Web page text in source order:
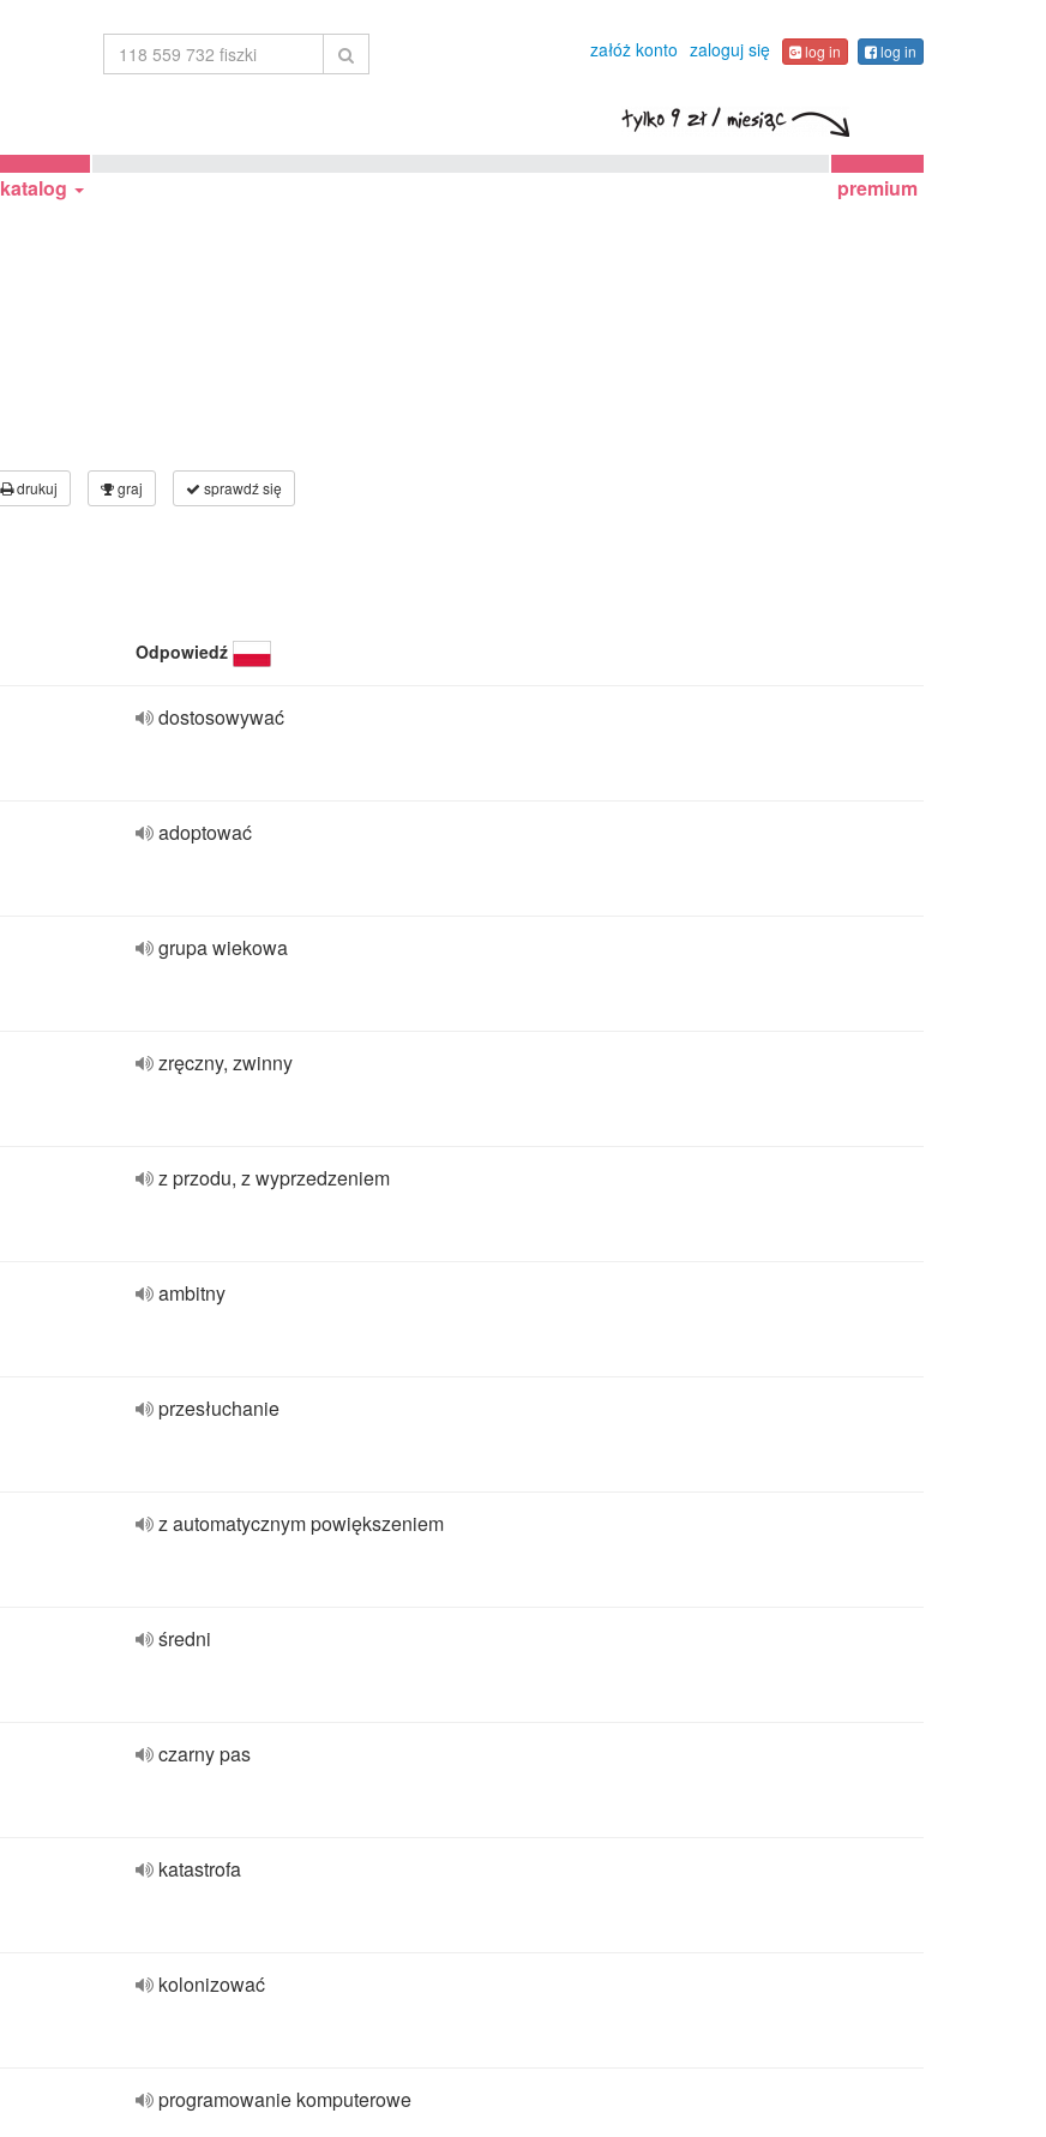
załóż konto zaloguj się log in log in
katalog premium
drukuj graj sprawdź się
Odpowiedź
dostosowywać
adoptować
grupa wiekowa
zręczny, zwinny
z przodu, z wyprzedzeniem
ambitny
przesłuchanie
z automatycznym powiększeniem
średni
czarny pas
katastrofa
kolonizować
programowanie komputerowe